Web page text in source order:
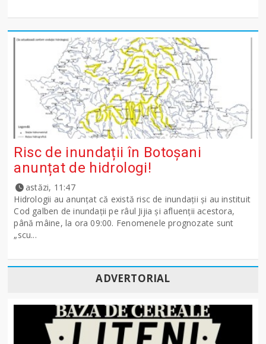
Risc de inundații în Botoșani
anunțat de hidrologi!
astăzi, 11:47
Hidrologii au anunțat că există risc de inundații și au instituit
Cod galben de inundații pe râul Jijia și afluenții acestora,
până mâine, la ora 09:00. Fenomenele prognozate sunt
„scu...
ADVERTORIAL